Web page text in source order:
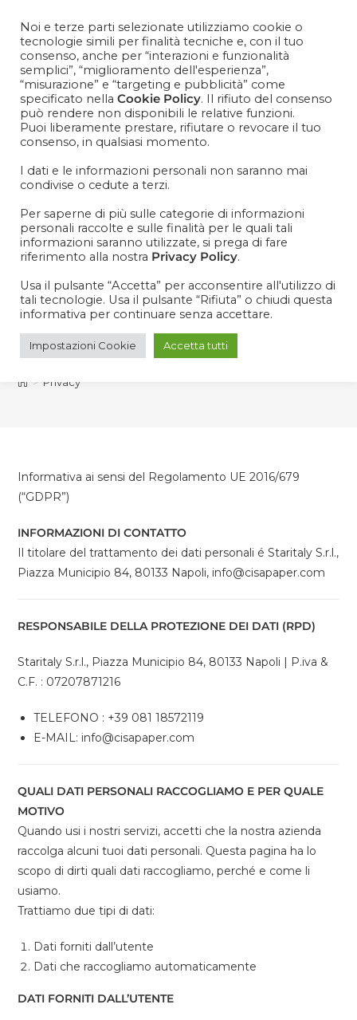
Cosa aspetti? Entra nel mondo Cisapaper! Resta aggiornato
su news, novità e soprattutto promo promo promoooooo!
VOGLIO ISCRIVERMI ALLA NEWSLETTER
Privacy
> Privacy
Informativa ai sensi del Regolamento UE 2016/679
(“GDPR”)
INFORMAZIONI DI CONTATTO
Il titolare del trattamento dei dati personali é Staritaly S.r.l.,
Piazza Municipio 84, 80133 Napoli, info@cisapaper.com
RESPONSABILE DELLA PROTEZIONE DEI DATI (RPD)
Staritaly S.r.l., Piazza Municipio 84, 80133 Napoli | P.iva &
C.F. : 07207871216
TELEFONO : +39 081 18572119
E-MAIL: info@cisapaper.com
QUALI DATI PERSONALI RACCOGLIAMO E PER QUALE
MOTIVO
Quando usi i nostri servizi, accetti che la nostra azienda
raccolga alcuni tuoi dati personali. Questa pagina ha lo
scopo di dirti quali dati raccogliamo, perché e come li
usiamo.
Trattiamo due tipi di dati:
Dati forniti dall’utente
Dati che raccogliamo automaticamente
DATI FORNITI DALL’UTENTE
Noi e terze parti selezionate utilizziamo cookie o
tecnologie simili per finalità tecniche e, con il tuo
consenso, anche per “interazioni e funzionalità
semplici”, “miglioramento dell'esperienza”,
“misurazione” e “targeting e pubblicità” come
specificato nella Cookie Policy. Il rifiuto del consenso
può rendere non disponibili le relative funzioni.
Puoi liberamente prestare, rifiutare o revocare il tuo
consenso, in qualsiasi momento.
I dati e le informazioni personali non saranno mai
condivise o cedute a terzi.
Per saperne di più sulle categorie di informazioni
personali raccolte e sulle finalità per le quali tali
informazioni saranno utilizzate, si prega di fare
riferimento alla nostra Privacy Policy.
Usa il pulsante “Accetta” per acconsentire all'utilizzo di
tali tecnologie. Usa il pulsante “Rifiuta” o chiudi questa
informativa per continuare senza accettare.
Impostazioni Cookie Accetta tutti
Contattaci +39 081 1857 2119